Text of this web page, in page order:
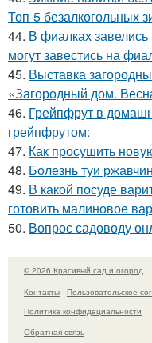
Топ-5 безалкогольных
44. В фиалках
могут завестись на
45. Выставка
«Загородный дом.
46. Грейпфрут в
грейпфрутом:
47. Как просушить
48. Болезнь туи
49. В какой посуде
готовить малиновое
50. Вопрос садоводу
© 2026 Красивый сад и огород
Контакты
Пользовательское
Политика конфидециальности
Обратная связь